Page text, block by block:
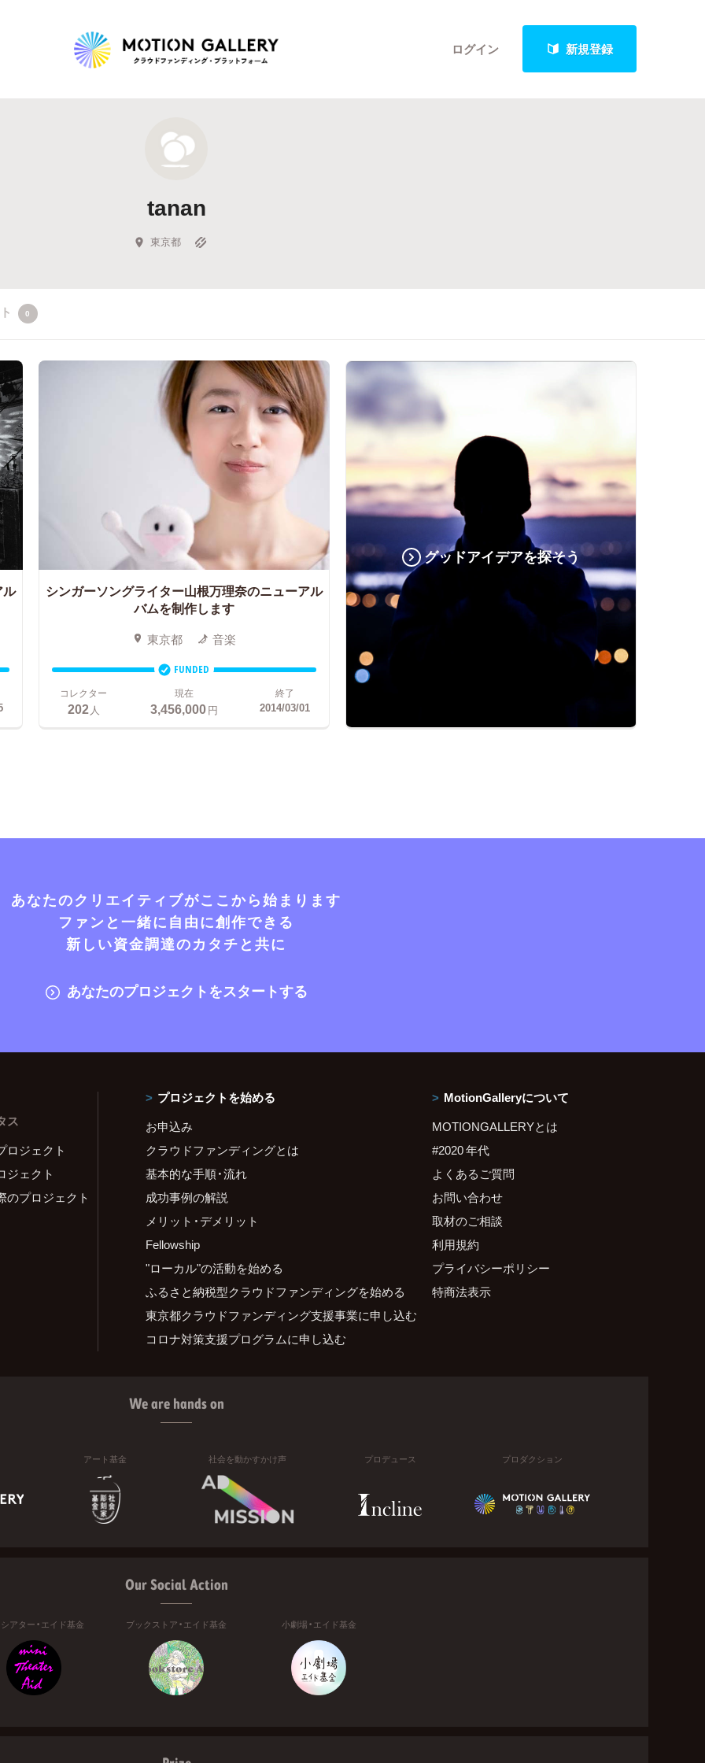
ログイン 新規登録
新着プロジェクト
Feature
キュレーターから探す
tanan
東京都
0
シンガーソングライター山根万理奈のニューアル
バムを制作します
東京都 音楽
FUNDED
コレクター
202人
現在
3,456,000円
終了
2014/03/01
グッドアイデアを探そう
あなたのクリエイティブがここから始まります
ファンと一緒に自由に創作できる
新しい資金調達のカタチと共に
あなたのプロジェクトをスタートする
ス
ロジェクト
ジェクト
のプロジェクト
プロジェクトを始める
お申込み
クラウドファンディングとは
基本的な手順・流れ
成功事例の解説
メリット・デメリット
Fellowship
"ローカル"の活動を始める
ふるさと納税型クラウドファンディングを始める
東京都クラウドファンディング支援事業に申し込む
コロナ対策支援プログラムに申し込む
MotionGalleryについて
MOTIONGALLERYとは
#2020 年代
よくあるご質問
お問い合わせ
取材のご相談
利用規約
プライバシーポリシー
特商法表示
We are hands on
アート基金 社会を動かすかけ声 プロデュース プロダクション
Our Social Action
アター・エイド基金 ブックストア・エイド基金 小劇場・エイド基金